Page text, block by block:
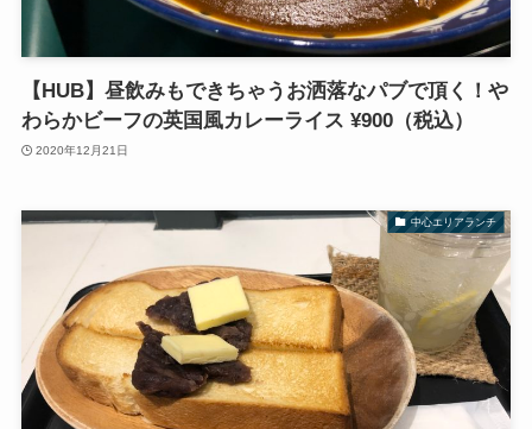
【HUB】昼飲みもできちゃうお洒落なパブで頂く！や
わらかビーフの英国風カレーライス ¥900（税込）
2020年12月21日
中心エリアランチ